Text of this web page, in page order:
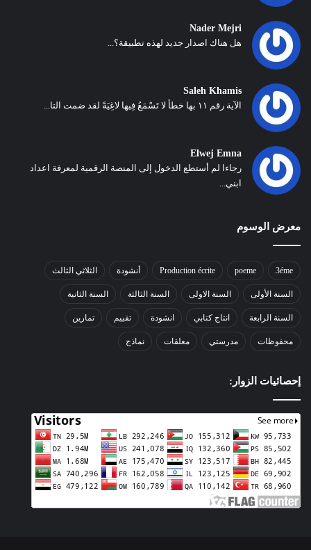
Nader Mejri
هل هناك اصدار جديد لهذه تطبيقة؟...
Saleh Khamis
الآية رقم ١١ بها خطأ لا تَسْمَعُ فِيها لاغِيَةً لقد ضمت التا...
Elwej Emna
رجاءا لم أستطع الدخول إلى المنصة الرقمية لمعرفة اعداد
ابني...
معرض الوسوم
3éme
poeme
Production écrite أنشودة الثلاثي الثالث
السنة الأولى السنة الاولى السنة الثالثة السنة الثانية
السنة الرابعة انتاج كتابي انشودة تقييم تمارين
محفوظات مدرستي معلقات نماذج
إحصائيات الزوار: